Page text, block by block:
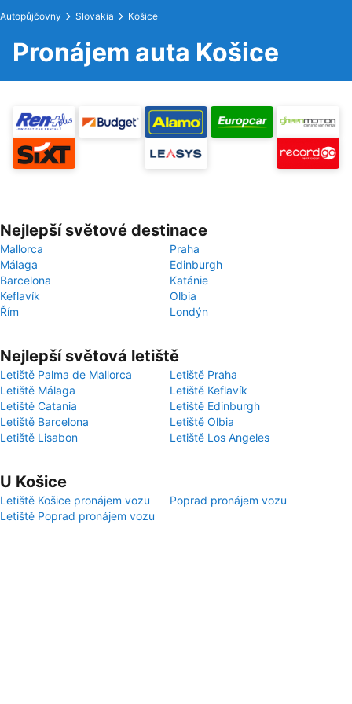
Autopůjčovny Slovakia Košice
Pronájem auta Košice
Nejlepší světové destinace
Mallorca
Praha
Málaga
Edinburgh
Barcelona
Katánie
Keflavík
Olbia
Řím
Londýn
Nejlepší světová letiště
Letiště Palma de Mallorca
Letiště Praha
Letiště Málaga
Letiště Keflavík
Letiště Catania
Letiště Edinburgh
Letiště Barcelona
Letiště Olbia
Letiště Lisabon
Letiště Los Angeles
U Košice
Letiště Košice pronájem vozu
Poprad pronájem vozu
Letiště Poprad pronájem vozu